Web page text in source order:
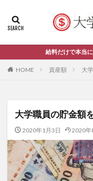
給料だけで本当
HOME 資産額 大
大学職員の貯金額
2020年1月3日 2020年